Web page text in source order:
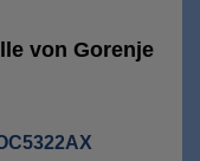
von Gorenje